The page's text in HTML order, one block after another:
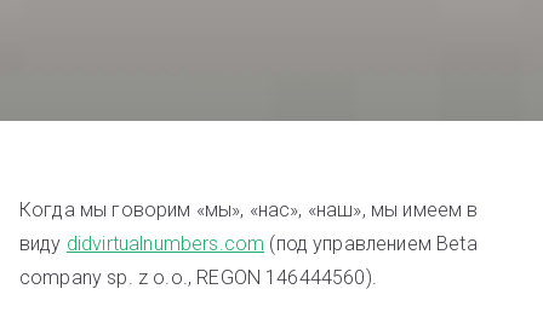
Когда мы говорим «мы», «нас», «наш», мы имеем в
виду didvirtualnumbers.com (под управлением Beta
company sp. z o.o., REGON 146444560).